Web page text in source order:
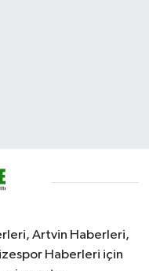
Artvin Haberleri,
Haberleri için